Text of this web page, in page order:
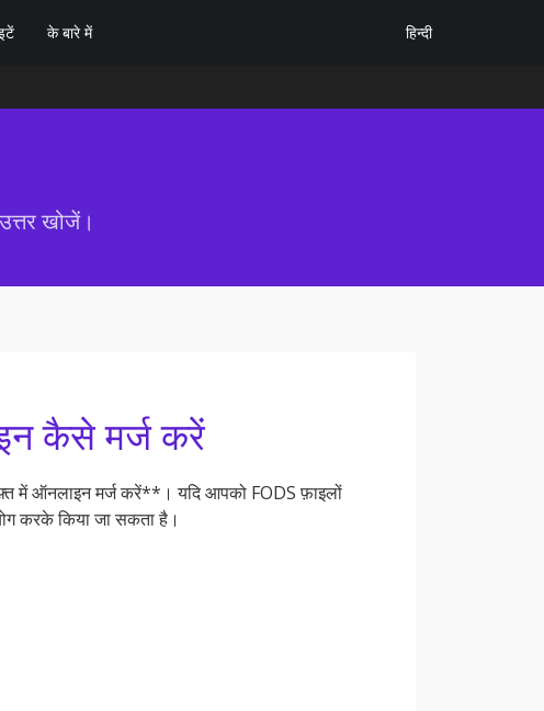
के बारे में हिन्दी
खोजें।
कैसे मर्ज करें
में ऑनलाइन मर्ज करें**। यदि आपको FODS फ़ाइलों
करके किया जा सकता है।